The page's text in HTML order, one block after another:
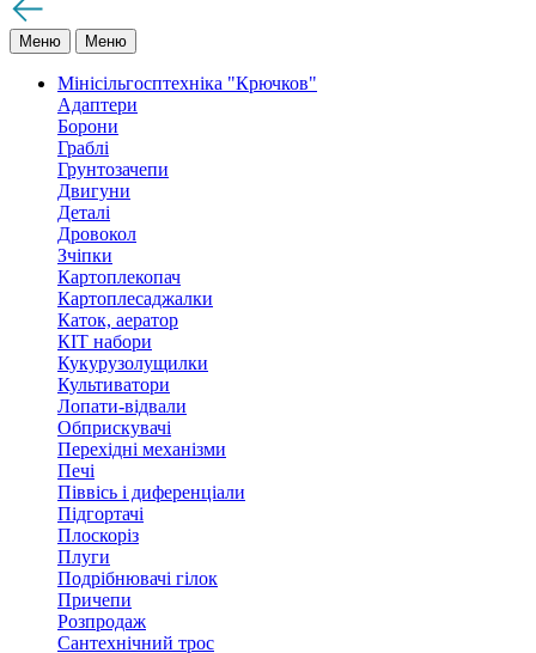
Меню Меню
Мінісільгосптехніка "Крючков"
Адаптери
Борони
Граблі
Грунтозачепи
Двигуни
Деталі
Дровокол
Зчіпки
Картоплекопач
Картоплесаджалки
Каток, аератор
КІТ набори
Кукурузолущилки
Культиватори
Лопати-відвали
Обприскувачі
Перехідні механізми
Печі
Піввісь і диференціали
Підгортачі
Плоскоріз
Плуги
Подрібнювачі гілок
Причепи
Розпродаж
Сантехнічний трос